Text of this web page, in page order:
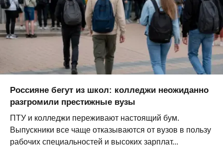
Россияне бегут из школ: колледжи неожиданно
разгромили престижные вузы
ПТУ и колледжи переживают настоящий бум.
Выпускники все чаще отказываются от вузов в пользу
рабочих специальностей и высоких зарплат...